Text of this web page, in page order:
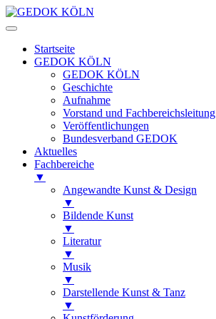
Startseite
GEDOK KÖLN
GEDOK KÖLN
Geschichte
Aufnahme
Vorstand und Fachbereichsleitung
Veröffentlichungen
Bundesverband GEDOK
Aktuelles
Fachbereiche
▼
Angewandte Kunst & Design
▼
Bildende Kunst
▼
Literatur
▼
Musik
▼
Darstellende Kunst & Tanz
▼